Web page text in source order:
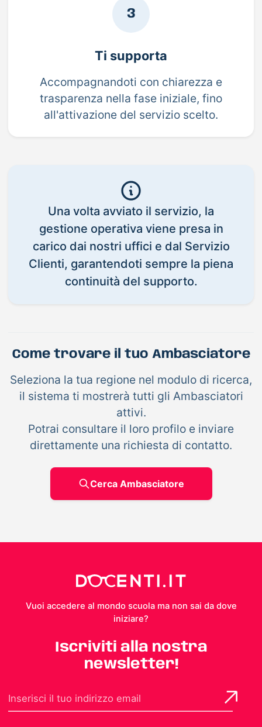
3
Ti supporta
Accompagnandoti con chiarezza e
trasparenza nella fase iniziale, fino
all'attivazione del servizio scelto.
Una volta avviato il servizio, la
gestione operativa viene presa in
carico dai nostri uffici e dal Servizio
Clienti, garantendoti sempre la piena
continuità del supporto.
Come trovare il tuo Ambasciatore
Seleziona la tua regione nel modulo di ricerca,
il sistema ti mostrerà tutti gli Ambasciatori
attivi.
Potrai consultare il loro profilo e inviare
direttamente una richiesta di contatto.
Cerca Ambasciatore
Vuoi accedere al mondo scuola ma non sai da dove
iniziare?
Iscriviti alla nostra
newsletter!